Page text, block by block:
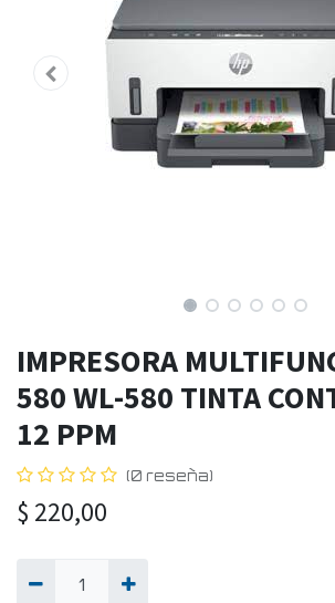
IMPRESORA
580 WL-580 TINTA
12 PPM
(0 reseña)
$ 220,00